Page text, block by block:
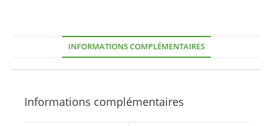
INFORMATIONS COMPLÉMENTAIRES
Informations complémentaires